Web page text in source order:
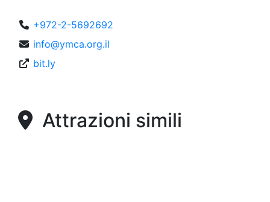
+972-2-5692692
info@ymca.org.il
bit.ly
Attrazioni simili